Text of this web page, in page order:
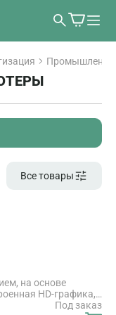
Все товары
на основе
HD-графика,
питание =24
Под заказ